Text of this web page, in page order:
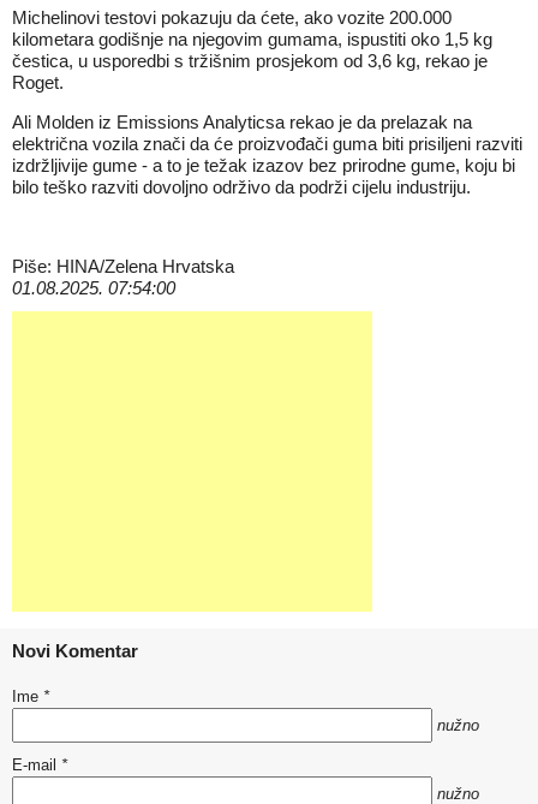
Michelinovi testovi pokazuju da ćete, ako vozite 200.000
kilometara godišnje na njegovim gumama, ispustiti oko 1,5 kg
čestica, u usporedbi s tržišnim prosjekom od 3,6 kg, rekao je
Roget.
Ali Molden iz Emissions Analyticsa rekao je da prelazak na
električna vozila znači da će proizvođači guma biti prisiljeni razviti
izdržljivije gume - a to je težak izazov bez prirodne gume, koju bi
bilo teško razviti dovoljno održivo da podrži cijelu industriju.
Piše: HINA/Zelena Hrvatska
01.08.2025. 07:54:00
Novi Komentar
Ime *
nužno
E-mail *
nužno